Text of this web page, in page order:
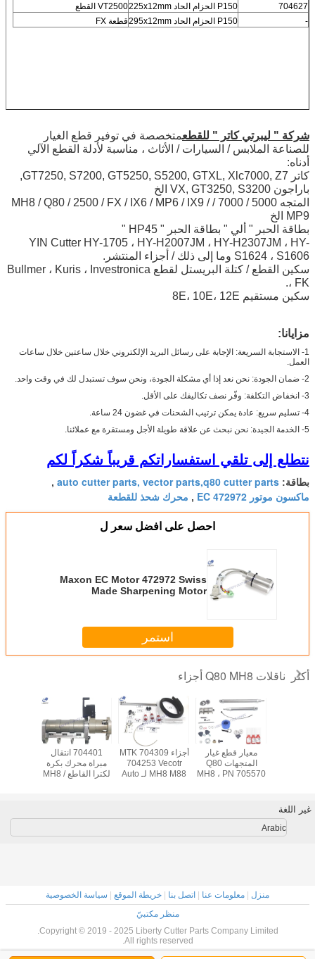
704627
P150 الحزام الحاد 225x12mm
VT2500 القطع
-
P150 الحزام الحاد 295x12mm قطعة FX
شركة " ليبرتي كاتر " للقطعمتخصصة في توفير قطع الغيار
للصناعة الملابس / السيارات / الأثاث ، مناسبة لأدلة القطع الآلي
أدناه:
كاتر GT7250, S7200, GT5250, S5200, GTXL, Xlc7000, Z7,
باراجون VX, GT3250, S3200 الخ
المتجه 5000 / 7000 / MH8 / Q80 / 2500 / FX / IX6 / MP6 / IX9 /
MP9 الخ
بطاقة الحبر " ألي " بطاقة الحبر " HP45 "
YIN Cutter HY-1705 ، HY-H2007JM ، HY-H2307JM ، HY-
S1624 ، S1606 وما إلى ذلك / أجزاء المنتشر.
سكين القطع / كتلة البريستل لقطع Bullmer ، Kuris ، Investronica
، FK.
سكين مستقيم 8E، 10E، 12E
مزايانا:
1- الاستجابة السريعة: الإجابة على رسائل البريد الإلكتروني خلال ساعتين خلال ساعات
العمل.
2- ضمان الجودة: نحن نعد إذا أي مشكلة الجودة، ونحن سوف تستبدل لك في وقت واحد.
3- انخفاض التكلفة: وفّر نصف تكاليفك على الأقل.
4- تسليم سريع: عادة يمكن ترتيب الشحنات في غضون 24 ساعة.
5- الخدمة الجيدة: نحن نبحث عن علاقة طويلة الأجل ومستقرة مع عملائنا.
نتطلع إلى تلقي استفساراتكم قريباً شكراً لكم
بطاقة: auto cutter parts, vector parts,q80 cutter parts
,
ماكسون موتور EC 472972 , محرك شحذ للقطعة
احصل على افضل سعر ل
Maxon EC Motor 472972 Swiss
Made Sharpening Motor
استمر
أكثر ناقلات Q80 MH8 أجزاء
704401 انتقال
مبراة محرك بكرة
لكترا القاطع MH8 /
أجزاء MTK 704309
704253 Vecotr
MH8 M88 لـ Auto
معيار قطع غيار
المتجهات Q80
MH8 ، PN 705570
غير اللغة
Arabic
منزل معلومات عنا اتصل بنا خريطة الموقع
سياسة الخصوصية
منظر مكتبيّ
Copyright © 2019 - 2025 Liberty Cutter Parts Company Limited.
All rights reserved.